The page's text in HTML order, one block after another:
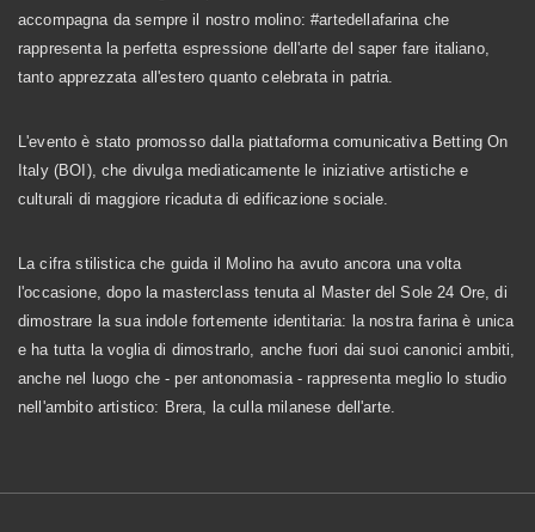
accompagna da sempre il nostro molino: #artedellafarina che
rappresenta la perfetta espressione dell'arte del saper fare italiano,
tanto apprezzata all'estero quanto celebrata in patria.
L'evento è stato promosso dalla piattaforma comunicativa Betting On
Italy (BOI), che divulga mediaticamente le iniziative artistiche e
culturali di maggiore ricaduta di edificazione sociale.
La cifra stilistica che guida il Molino ha avuto ancora una volta
l'occasione, dopo la masterclass tenuta al Master del Sole 24 Ore, di
dimostrare la sua indole fortemente identitaria: la nostra farina è unica
e ha tutta la voglia di dimostrarlo, anche fuori dai suoi canonici ambiti,
anche nel luogo che - per antonomasia - rappresenta meglio lo studio
nell'ambito artistico: Brera, la culla milanese dell'arte.